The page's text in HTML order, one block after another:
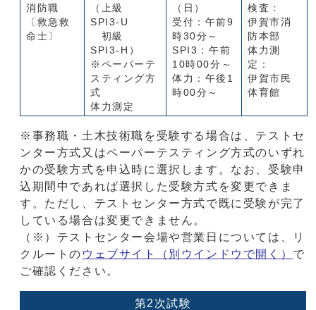
消防職
〔救急救
命士〕
（上級
SPI3-U
初級
SPI3-H）
※ペーパーテ
スティング方
式
体力測定
（日）
受付：午前9
時30分～
SPI3：午前
10時00分～
体力：午後1
時00分～
検査：
伊賀市消
防本部
体力測
定：
伊賀市民
体育館
※事務職・土木技術職を受験する場合は、テストセ
ンター方式又はペーパーテスティング方式のいずれ
かの受験方式を申込時に選択します。なお、受験申
込期間中であれば選択した受験方式を変更できま
す。ただし、テストセンター方式で既に受験が完了
している場合は変更できません。
（※）テストセンター会場や営業日については、リ
クルートの ウェブサイト （別ウインドウで開く） で
ご確認ください。
第2次試験